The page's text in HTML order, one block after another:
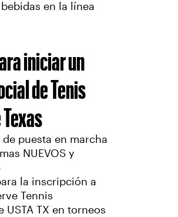
en la línea
iniciar un
de Tenis
Texas
puesta en marcha
NUEVOS y
la inscripción a
Tennis
USTA TX en torneos